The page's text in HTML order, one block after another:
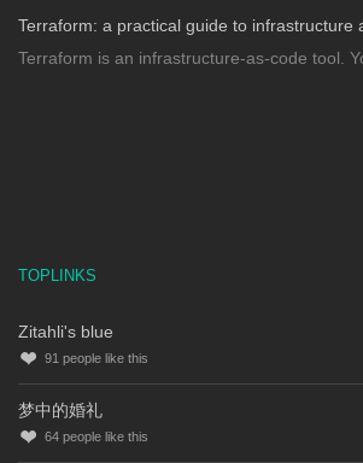
Terraform: a practical guide to infrastructure
Terraform is an infrastructure-as-code tool.
TOPLINKS
Zitahli's blue
91 people like this
梦中的婚礼
64 people like this